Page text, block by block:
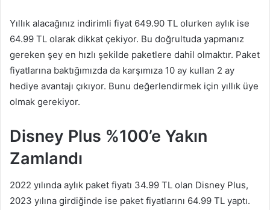
Yıllık alacağınız indirimli fiyat 649.90 TL olurken aylık ise
64.99 TL olarak dikkat çekiyor. Bu doğrultuda yapmanız
gereken şey en hızlı şekilde paketlere dahil olmaktır. Paket
fiyatlarına baktığımızda da karşımıza 10 ay kullan 2 ay
hediye avantajı çıkıyor. Bunu değerlendirmek için yıllık üye
olmak gerekiyor.
Disney Plus %100’e Yakın
Zamlandı
2022 yılında aylık paket fiyatı 34.99 TL olan Disney Plus,
2023 yılına girdiğinde ise paket fiyatlarını 64.99 TL yaptı.